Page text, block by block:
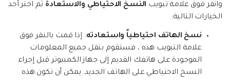
وانقر فوق علامة تبويب النسخ الاحتياطي والاستعادة ثم اختر أحد
الخيارات التالية:
نسخ الهاتف احتياطياً واستعادته: إذا قمت بالنقر فوق
علامة التبويب هذه ، فستقوم بنقل جميع المعلومات
الموجودة على هاتفك القديم إلى جهاز الكمبيوتر قبل إجراء
النسخ الاحتياطي على الهاتف الجديد. يمكن أن تكون هذه